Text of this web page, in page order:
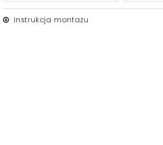
Instrukcja montażu